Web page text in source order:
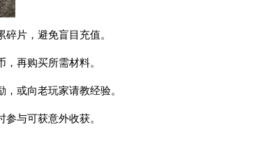
片，避免盲目充值。
再购买所需材料。
或向老玩家请教经验。
与可获意外收获。